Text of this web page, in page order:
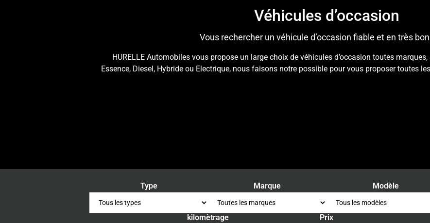
Véhicules d’occasion
Vous rechercher un véhicule d’occasion fiable et en très
HURELLE Automobiles vous propose un large choix de véhicules d’occasion toutes
Essence, Diesel, Hybride ou Electrique, nous faisons notre possible pour vous proposer toutes
Type Marque Modèle
kilomètrage Prix